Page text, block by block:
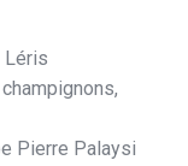
Léris
Pierre Palaysi